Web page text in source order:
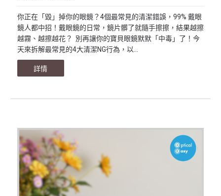
你正在「毀」掉你的眼鏡？4個最常見的清潔錯誤，99% 戴眼
鏡人都中招！戴眼鏡的日常，鏡片髒了就隨手擦擦，結果越擦
越霧、越擦越花？ 別再讓你的寶貝眼鏡默默「中毒」了！今
天來拆解最常見的4大清潔NG行為，以...
詳情